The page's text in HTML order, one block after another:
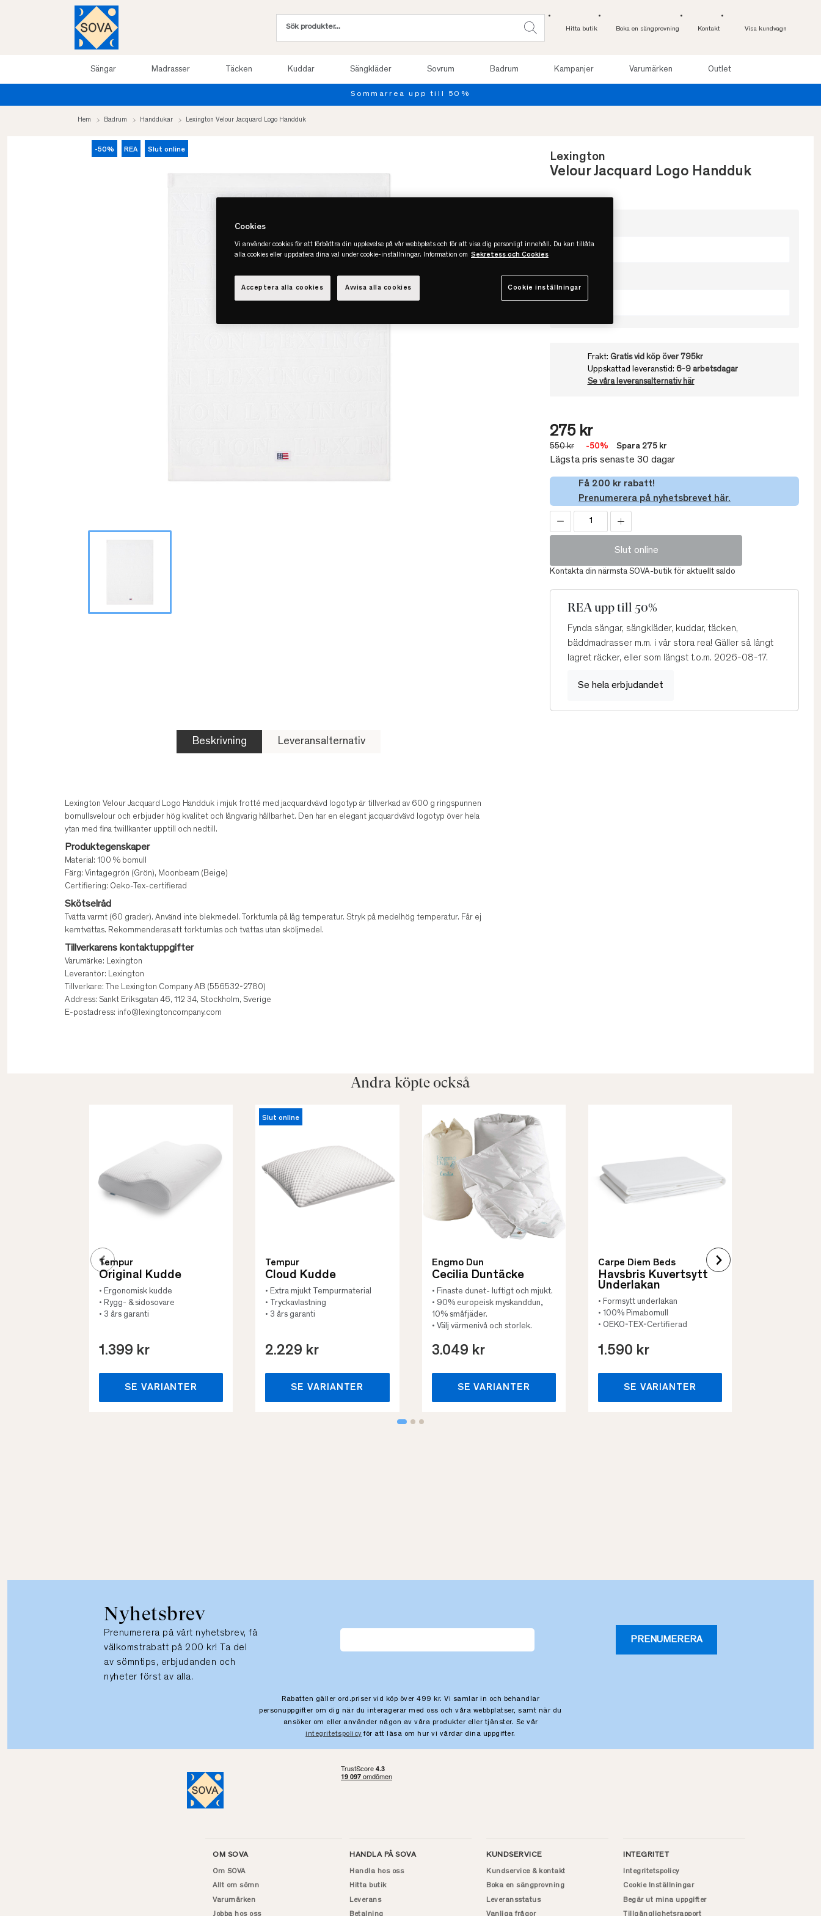
Hitta butik Boka en sängprovning Kontakt Visa kundvagn
Sängar Madrasser Täcken Kuddar Sängkläder Sovrum Badrum Kampanjer Varumärken Outlet
Provsov upp till 100 nätter. Läs mer
Hem Badrum Handdukar Lexington Velour Jacquard Logo Handduk
-50% REA Slut online
Lexington
Velour Jacquard Logo Handduk
70x130
Välj färg
White
Frakt: Gratis vid köp över 795kr
Uppskattad leveranstid: 6-9 arbetsdagar
Se våra leveransalternativ här
275 kr
550 kr -50% Spara 275 kr
Lägsta pris senaste 30 dagar
Få 200 kr rabatt!
Prenumerera på nyhetsbrevet här.
Slut online
Kontakta din närmsta SOVA-butik för aktuellt saldo
REA upp till 50%
Fynda sängar, sängkläder, kuddar, täcken,
bäddmadrasser m.m. i vår stora rea! Gäller så långt
lagret räcker, eller som längst t.o.m. 2026-08-17.
Se hela erbjudandet
Beskrivning Leveransalternativ
Lexington Velour Jacquard Logo Handduk i mjuk frotté med jacquardvävd logotyp är tillverkad av 600 g ringspunnen
bomullsvelour och erbjuder hög kvalitet och långvarig hållbarhet. Den har en elegant jacquardvävd logotyp över hela
ytan med fina twillkanter upptill och nedtill.
Produktegenskaper
Material: 100 % bomull
Färg: Vintagegrön (Grön), Moonbeam (Beige)
Certifiering: Oeko-Tex-certifierad
Skötselråd
Tvätta varmt (60 grader). Använd inte blekmedel. Torktumla på låg temperatur. Stryk på medelhög temperatur. Får ej
kemtvättas. Rekommenderas att torktumlas och tvättas utan sköljmedel.
Tillverkarens kontaktuppgifter
Varumärke: Lexington
Leverantör: Lexington
Tillverkare: The Lexington Company AB (556532-2780)
Address: Sankt Eriksgatan 46, 112 34, Stockholm, Sverige
E-postadress: info@lexingtoncompany.com
Andra köpte också
Tempur
Original Kudde
• Ergonomisk kudde
• Rygg- & sidosovare
• 3 års garanti
1.399 kr
SE VARIANTER
Slut online
Tempur
Cloud Kudde
• Extra mjukt Tempurmaterial
• Tryckavlastning
• 3 års garanti
2.229 kr
SE VARIANTER
Engmo Dun
Cecilia Duntäcke
• Finaste dunet- luftigt och mjukt.
• 90% europeisk myskanddun,
10% småfjäder.
• Välj värmenivå och storlek.
3.049 kr
SE VARIANTER
Carpe Diem Beds
Havsbris Kuvertsytt
Underlakan
• Formsytt underlakan
• 100% Pimabomull
• OEKO-TEX-Certifierad
1.590 kr
SE VARIANTER
Nyhetsbrev
Prenumerera på vårt nyhetsbrev, få
välkomstrabatt på 200 kr! Ta del
av sömntips, erbjudanden och
nyheter först av alla.
PRENUMERERA
Rabatten gäller ord.priser vid köp över 499 kr. Vi samlar in och behandlar
personuppgifter om dig när du interagerar med oss och våra webbplatser, samt när du
ansöker om eller använder någon av våra produkter eller tjänster. Se vår
integritetspolicy för att läsa om hur vi vårdar dina uppgifter.
OM SOVA
Om SOVA
Allt om sömn
Varumärken
Jobba hos oss
HANDLA PÅ SOVA
Handla hos oss
Hitta butik
Leverans
Betalning
KUNDSERVICE
Kundservice & kontakt
Boka en sängprovning
Leveransstatus
Vanliga frågor
INTEGRITET
Integritetspolicy
Cookie Inställningar
Begär ut mina uppgifter
Tillgänglighetsrapport
Cookies
Vi använder cookies för att förbättra din upplevelse på vår webbplats och för att visa dig personligt innehåll. Du kan tillåta
alla cookies eller uppdatera dina val under cookie-inställningar. Information om Sekretess och Cookies
Cookie inställningar
Avvisa alla cookies
Acceptera alla cookies